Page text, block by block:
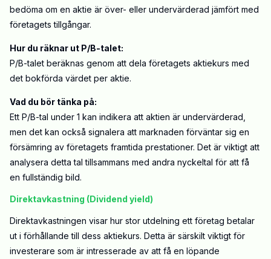
bedöma om en aktie är över- eller undervärderad jämfört med
företagets tillgångar.
Hur du räknar ut P/B-talet:
P/B-talet beräknas genom att dela företagets aktiekurs med
det bokförda värdet per aktie.
Vad du bör tänka på:
Ett P/B-tal under 1 kan indikera att aktien är undervärderad,
men det kan också signalera att marknaden förväntar sig en
försämring av företagets framtida prestationer. Det är viktigt att
analysera detta tal tillsammans med andra nyckeltal för att få
en fullständig bild.
Direktavkastning (Dividend yield)
Direktavkastningen visar hur stor utdelning ett företag betalar
ut i förhållande till dess aktiekurs. Detta är särskilt viktigt för
investerare som är intresserade av att få en löpande